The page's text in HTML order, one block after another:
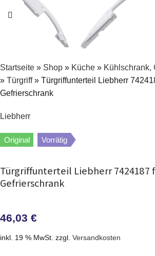
Startseite » Shop » Küche » Kühlschrank,
» Türgriff» Türgriffunterteil Liebherr
Gefrierschrank
Liebherr
Original Vorrätig
Türgriffunterteil Liebherr 7424187
Gefrierschrank
46,03 €
inkl. 19 % MwSt. zzgl. Versandkosten